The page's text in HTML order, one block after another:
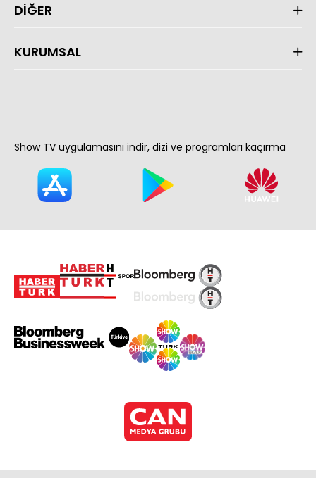
DİĞER
KURUMSAL
Show TV uygulamasını indir, dizi ve programları kaçırma